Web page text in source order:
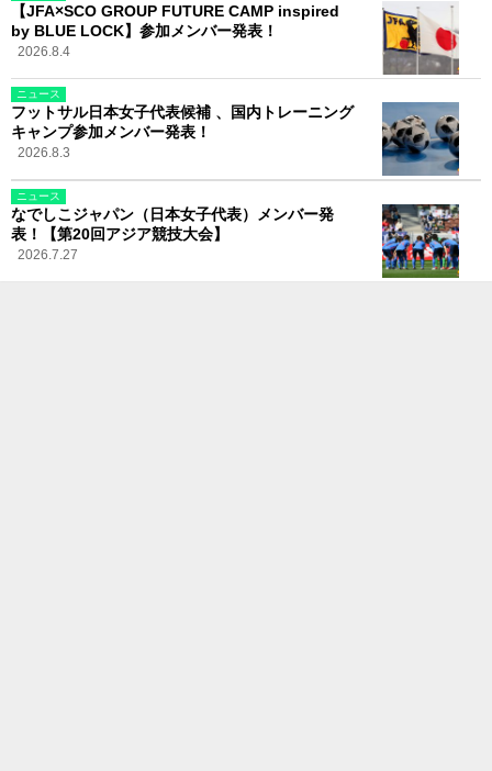
【JFA×SCO GROUP FUTURE CAMP inspired
by BLUE LOCK】参加メンバー発表！
2026.8.4
ニュース
フットサル日本女子代表候補 、国内トレーニング
キャンプ参加メンバー発表！
2026.8.3
ニュース
なでしこジャパン（日本女子代表）メンバー発
表！【第20回アジア競技大会】
2026.7.27